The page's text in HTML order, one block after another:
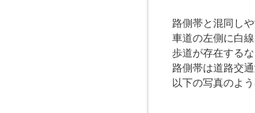
路側帯と混同し
車道の左側に白
歩道が存在する
路側帯は道路交
以下の写真のよ